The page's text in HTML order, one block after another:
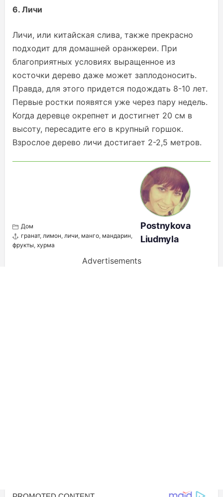
6. Личи
Личи, или китайская слива, также прекрасно
подходит для домашней оранжереи. При
благоприятных условиях выращенное из
косточки дерево даже может заплодоносить.
Правда, для этого придется подождать 8-10 лет.
Первые ростки появятся уже через пару недель.
Когда деревце окрепнет и достигнет 20 см в
высоту, пересадите его в крупный горшок.
Взрослое дерево личи достигает 2-2,5 метров.
Дом
гранат, лимон, личи, манго, мандарин,
фрукты, хурма
Postnykova
Liudmyla
Advertisements